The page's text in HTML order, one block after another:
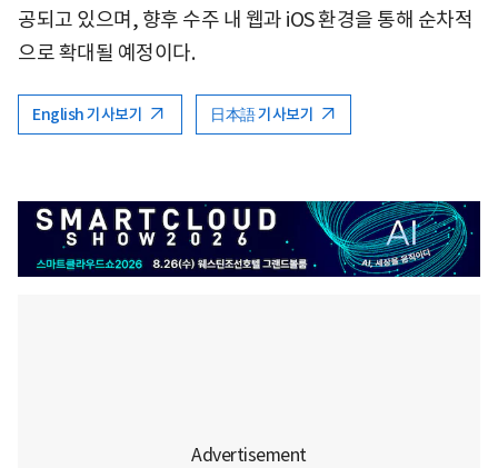
공되고 있으며, 향후 수주 내 웹과 iOS 환경을 통해 순차적
으로 확대될 예정이다.
English 기사보기 日本語 기사보기